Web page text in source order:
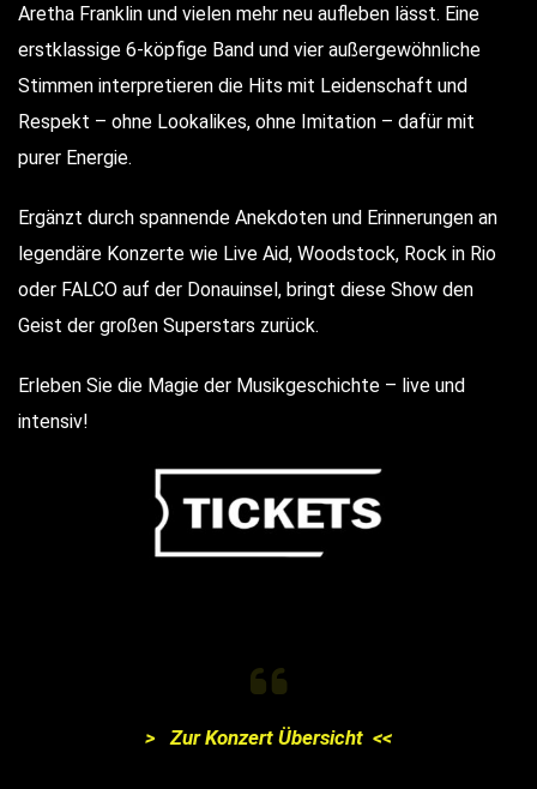
Aretha Franklin und vielen mehr neu aufleben lässt. Eine
erstklassige 6-köpfige Band und vier außergewöhnliche
Stimmen interpretieren die Hits mit Leidenschaft und
Respekt – ohne Lookalikes, ohne Imitation – dafür mit
purer Energie.
Ergänzt durch spannende Anekdoten und Erinnerungen an
legendäre Konzerte wie Live Aid, Woodstock, Rock in Rio
oder FALCO auf der Donauinsel, bringt diese Show den
Geist der großen Superstars zurück.
Erleben Sie die Magie der Musikgeschichte – live und
intensiv!
> Zur Konzert Übersicht <<